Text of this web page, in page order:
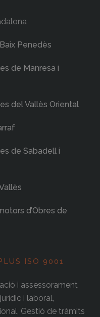
Penedès
de Manresa i
del Vallès Oriental
de Sabadell i
d’Obres de
ISO 9001
i assessorament
i laboral,
Gestió de tràmits